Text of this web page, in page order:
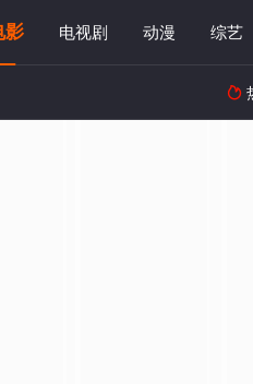
影 电视剧 动漫 综艺
